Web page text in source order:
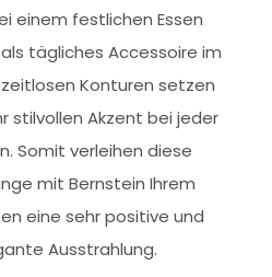
einem festlichen Essen
tägliches Accessoire im
Konturen setzen
stilvollen Akzent bei jeder
Somit verleihen diese
mit Bernstein Ihrem
eine sehr positive und
Ausstrahlung.